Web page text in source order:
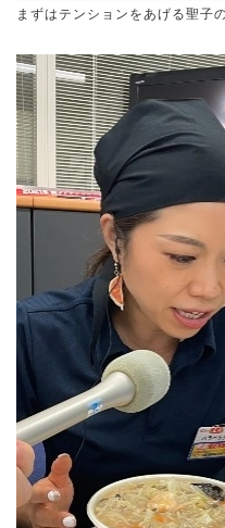
まずはテンションをあげる聖子